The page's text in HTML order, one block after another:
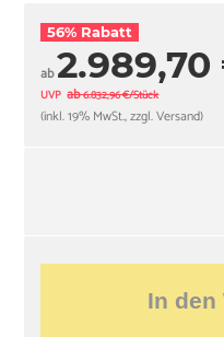
56% Rabatt
ab2.989,70
UVP ab6.832,96 €/Stück
(inkl. 19% MwSt., zzgl. Versand)
In den